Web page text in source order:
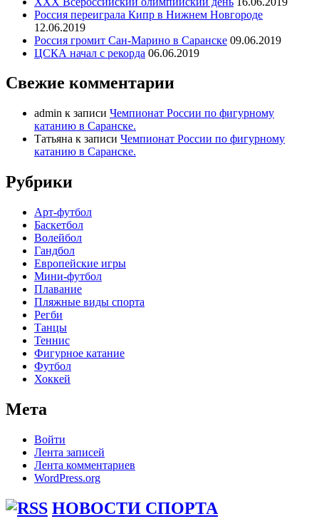
Россия переиграла Кипр в Нижнем Новгороде
12.06.2019
Россия громит Сан-Марино в Саранске 09.06.2019
ЦСКА начал с рекорда 06.06.2019
Свежие комментарии
admin к записи Чемпионат России по фигурному
катанию в Саранске.
Татьяна к записи Чемпионат России по фигурному
катанию в Саранске.
Рубрики
Арт-футбол
Баскетбол
Волейбол
Гандбол
Европейские игры
Мини-футбол
Плавание
Пляжные виды спорта
Регби
Танцы
Теннис
Фигурное катание
Футбол
Хоккей
Мета
Войти
Лента записей
Лента комментариев
WordPress.org
НОВОСТИ СПОРТА